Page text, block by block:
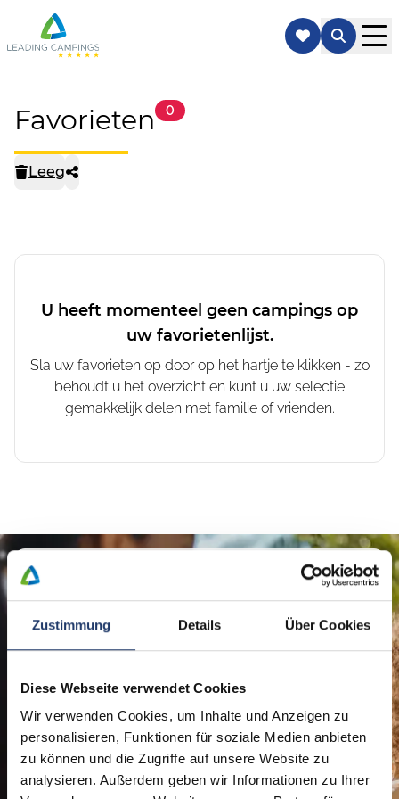
Zustimmung Details Über Cookies
Diese Webseite verwendet Cookies
Wir verwenden Cookies, um Inhalte und Anzeigen zu
personalisieren, Funktionen für soziale Medien anbieten
zu können und die Zugriffe auf unsere Website zu
analysieren. Außerdem geben wir Informationen zu Ihrer
Favorieten 0
Leeg
U heeft momenteel geen campings op
uw favorietenlijst.
Sla uw favorieten op door op het hartje te klikken - zo
behoudt u het overzicht en kunt u uw selectie
gemakkelijk delen met familie of vrienden.
Geef de mooiste momenten
landen. Verras iemand vandaag en wek
de voorpret!
Of het nu als bedankje is of als verrassing, met een
LeadingCampings tegoedbon zit u altijd goed. Kies